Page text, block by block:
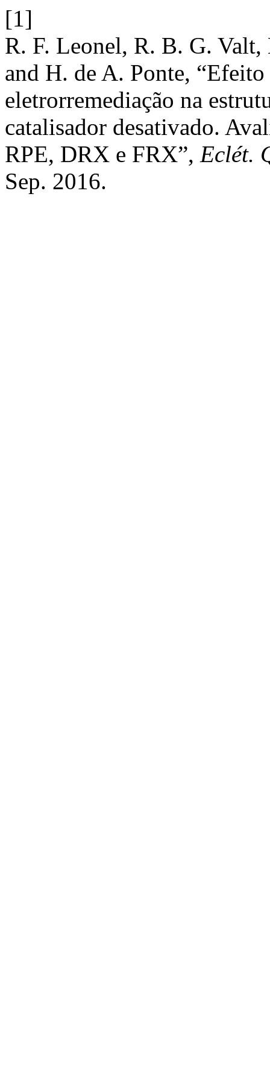
[1]
R. F. Leonel, R. B. G.
and H. de A. Ponte,
eletrorremediação na
catalisador desativado.
RPE, DRX e FRX”, Eclét.
Sep. 2016.